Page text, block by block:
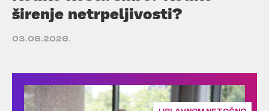
širenje netrpeljivosti?
03.08.2026.